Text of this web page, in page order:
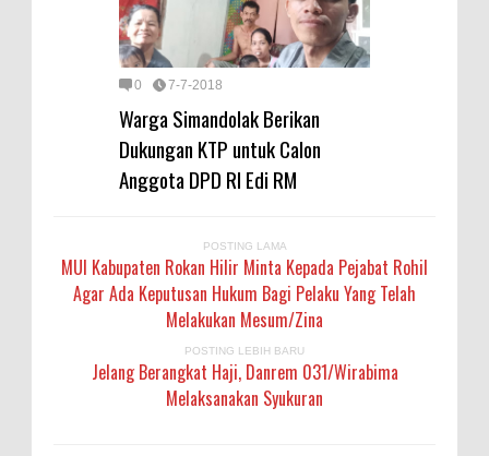
0 7-7-2018
Warga Simandolak Berikan
Dukungan KTP untuk Calon
Anggota DPD RI Edi RM
POSTING LAMA
MUI Kabupaten Rokan Hilir Minta Kepada Pejabat Rohil
Agar Ada Keputusan Hukum Bagi Pelaku Yang Telah
Melakukan Mesum/Zina
POSTING LEBIH BARU
Jelang Berangkat Haji, Danrem 031/Wirabima
Melaksanakan Syukuran